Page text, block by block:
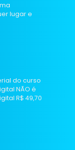
lugar e
do curso
NÃO é
R$ 49,70